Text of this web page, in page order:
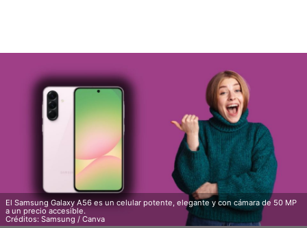
El Samsung Galaxy A56 es un celular potente, elegante y con cámara de 50 MP
a un precio accesible.
Créditos: Samsung / Canva